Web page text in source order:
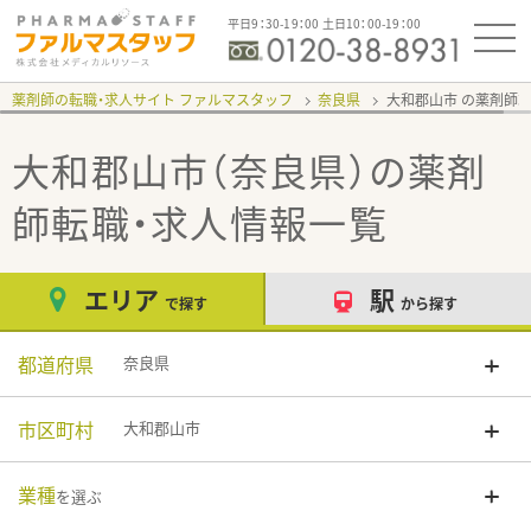
平日9：30-19：00 土日10：00-19：00
薬剤師の転職・求人サイト ファルマスタッフ 奈良県 大和郡山市
大和郡山市（奈良県） の薬剤
師転職・求人情報一覧
エリア で探す 駅 から探す
都道府県 奈良県
市区町村 大和郡山市
業種を選ぶ